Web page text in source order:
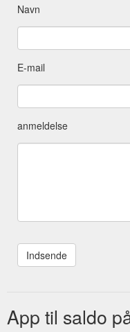
Navn
E-mail
anmeldelse
App til saldo